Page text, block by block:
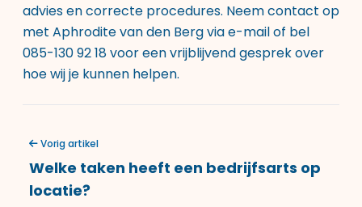
advies en correcte procedures. Neem contact op
met Aphrodite van den Berg via e-mail of bel
085-130 92 18 voor een vrijblijvend gesprek over
hoe wij je kunnen helpen.
Vorig artikel
Welke taken heeft een bedrijfsarts op
locatie?